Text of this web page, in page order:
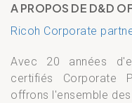
A PROPOS DE D&D
Ricoh Corporate
Avec 20 années
certifiés Corporate
offrons l'ensemble